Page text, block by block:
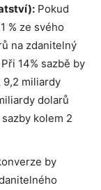
Pokud
% ze svého
na zdanitelný
14% sazbě by
9,2 miliardy
dolarů
kolem 2
by